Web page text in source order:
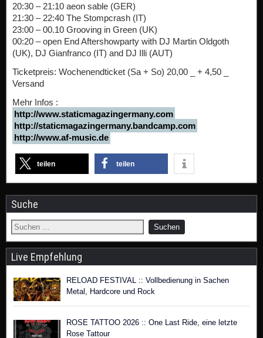
20:30 – 21:10 aeon sable (GER)
21:30 – 22:40 The Stompcrash (IT)
23:00 – 00.10 Grooving in Green (UK)
00:20 – open End Aftershowparty with DJ Martin Oldgoth
(UK), DJ Gianfranco (IT) and DJ Illi (AUT)
Ticketpreis: Wochenendticket (Sa + So) 20,00 _ + 4,50 _
Versand
Mehr Infos :
http://www.staticmagazingermany.com
http://staticmagazingermany.bandcamp.com
http://www.af-music.de
teilen teilen
Suche
Live Empfehlung
RELOAD FESTIVAL :: Vollbedienung in Sachen
Metal, Hardcore und Rock
ROSE TATTOO 2026 :: One Last Ride, eine letzte
Rose Tattour